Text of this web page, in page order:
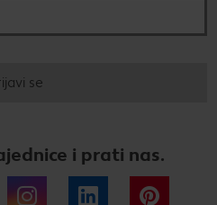
se
i prati nas.
Instagram LinkedIn